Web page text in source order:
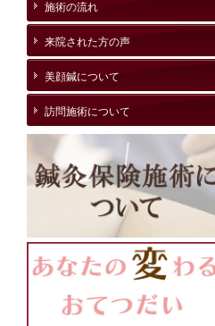
施術の流れ
来院された方の声
美顔鍼について
訪問施術について